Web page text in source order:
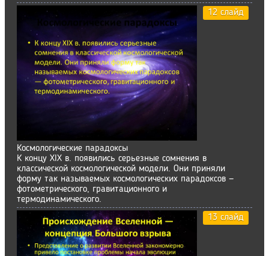
12 слайд
Космологические парадоксы
К концу XIX в. появились серьезные сомнения в
классической космологической модели. Они приняли
форму так называемых космологических парадоксов —
фотометрического, гравитационного и
термодинамического.
13 слайд